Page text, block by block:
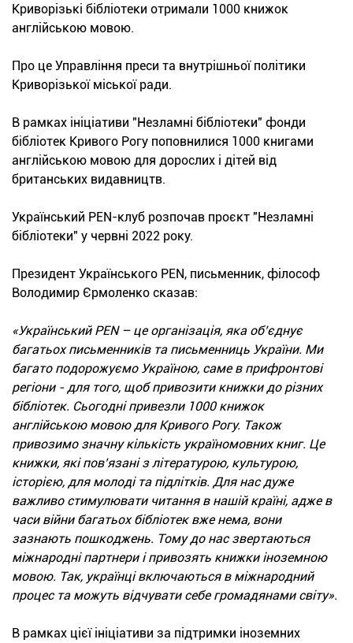
Криворізькі бібліотеки отримали 1000 книжок
англійською мовою.
Про це Управління преси та внутрішньої політики
Криворізької міської ради.
В рамках ініціативи "Незламні бібліотеки" фонди
бібліотек Кривого Рогу поповнилися 1000 книгами
англійською мовою для дорослих і дітей від
британських видавництв.
Український PEN-клуб розпочав проєкт "Незламні
бібліотеки" у червні 2022 року.
Президент Українського PEN, письменник, філософ
Володимир Єрмоленко сказав:
«Український PEN – це організація, яка об’єднує
багатьох письменників та письменниць України. Ми
багато подорожуємо Україною, саме в прифронтові
регіони - для того, щоб привозити книжки до різних
бібліотек. Сьогодні привезли 1000 книжок
англійською мовою для Кривого Рогу. Також
привозимо значну кількість україномовних книг. Це
книжки, які пов’язані з літературою, культурою,
історією, для молоді та підлітків. Для нас дуже
важливо стимулювати читання в нашій країні, адже в
часи війни багатьох бібліотек вже нема, вони
зазнають пошкоджень. Тому до нас звертаються
міжнародні партнери і привозять книжки іноземною
мовою. Так, українці включаються в міжнародний
процес та можуть відчувати себе громадянами світу».
В рамках цієї ініціативи за підтримки іноземних